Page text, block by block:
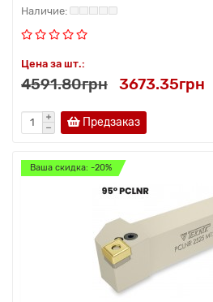
Цена за шт.:
4591.80грн 3673.35грн
Предзаказ
Ваша скидка: -20%